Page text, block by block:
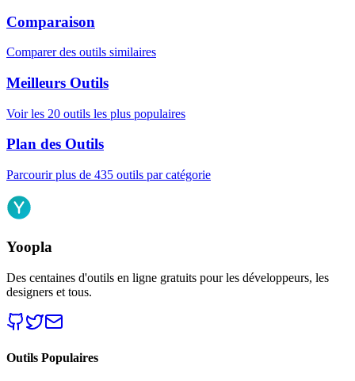
Comparaison
Comparer des outils similaires
Meilleurs Outils
Voir les 20 outils les plus populaires
Plan des Outils
Parcourir plus de 435 outils par catégorie
Yoopla
Des centaines d'outils en ligne gratuits pour les développeurs, les
designers et tous.
Outils Populaires